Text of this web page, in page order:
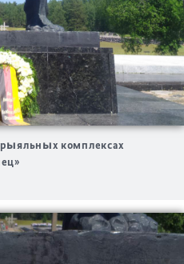
комплексах